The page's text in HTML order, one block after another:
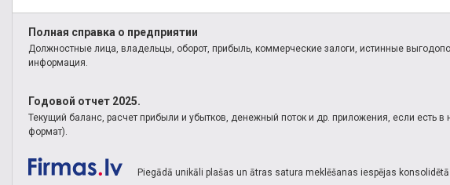
Полная справка о предприятии
Должностные лица, владельцы, оборот, прибыль, коммерческие залоги, истинные
информация.
Годовой отчет 2025.
Текущий баланс, расчет прибыли и убытков, денежный поток и др. приложения, если есть в
формат).
Piegādā unikāli plašas un ātras satura meklēšanas iespējas